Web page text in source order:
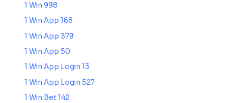
1 Win 998
1 Win App 168
1 Win App 379
1 Win App 50
1 Win App Login 13
1 Win App Login 527
1 Win Bet 142